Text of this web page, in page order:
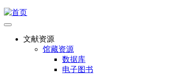
文献资源
馆藏资源
数据库
电子图书